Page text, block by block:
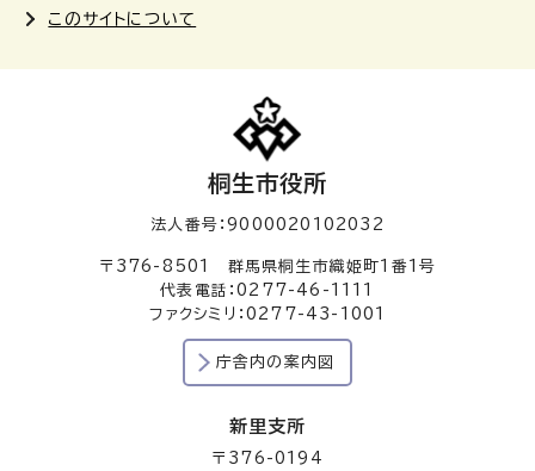
このサイトについて
桐生市役所
法人番号：9000020102032
〒376-8501 群馬県桐生市織姫町1番1号
代表電話：0277-46-1111
ファクシミリ：0277-43-1001
庁舎内の案内図
新里支所
〒376-0194